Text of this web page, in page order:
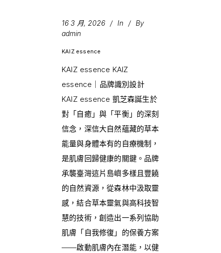
16 3 月, 2026 In
By
admin
KAIZ essence
KAIZ essence KAIZ
essence｜品牌識別設計
KAIZ essence 凱芝森誕生於
對「自癒」與「平衡」的深刻
信念，深信大自然蘊藏的草本
能量與身體本有的自療機制，
是肌膚回歸健康的關鍵。品牌
承襲臺灣這片島嶼多樣且豐饒
的自然資源，從森林中汲取靈
感，結合草本靈氣與高科技智
慧的技術，創造出一系列協助
肌膚「自我修復」的保養方案
——啟動肌膚內在潛能，以健